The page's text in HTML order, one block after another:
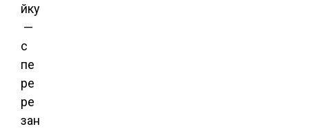
йку
—
с
пе
ре
ре
зан